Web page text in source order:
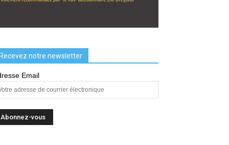
Recevez notre newsletter
Email